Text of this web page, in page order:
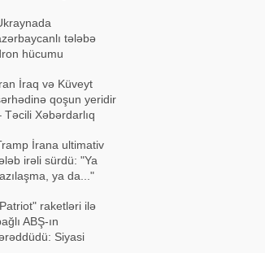
tələbə
hücumu
İraq və Küveyt
qoşun yeridir
Təcili Xəbərdarlıq
İrana ultimativ
irəli sürdü: "Ya
ya da..."
raketləri ilə
ABŞ-ın
Siyasi